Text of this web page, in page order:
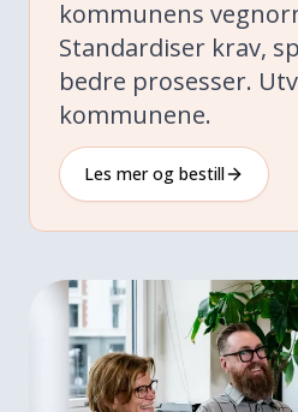
kommunens
Standardiser krav,
bedre prosesser.
kommunene.
Les mer og bestill